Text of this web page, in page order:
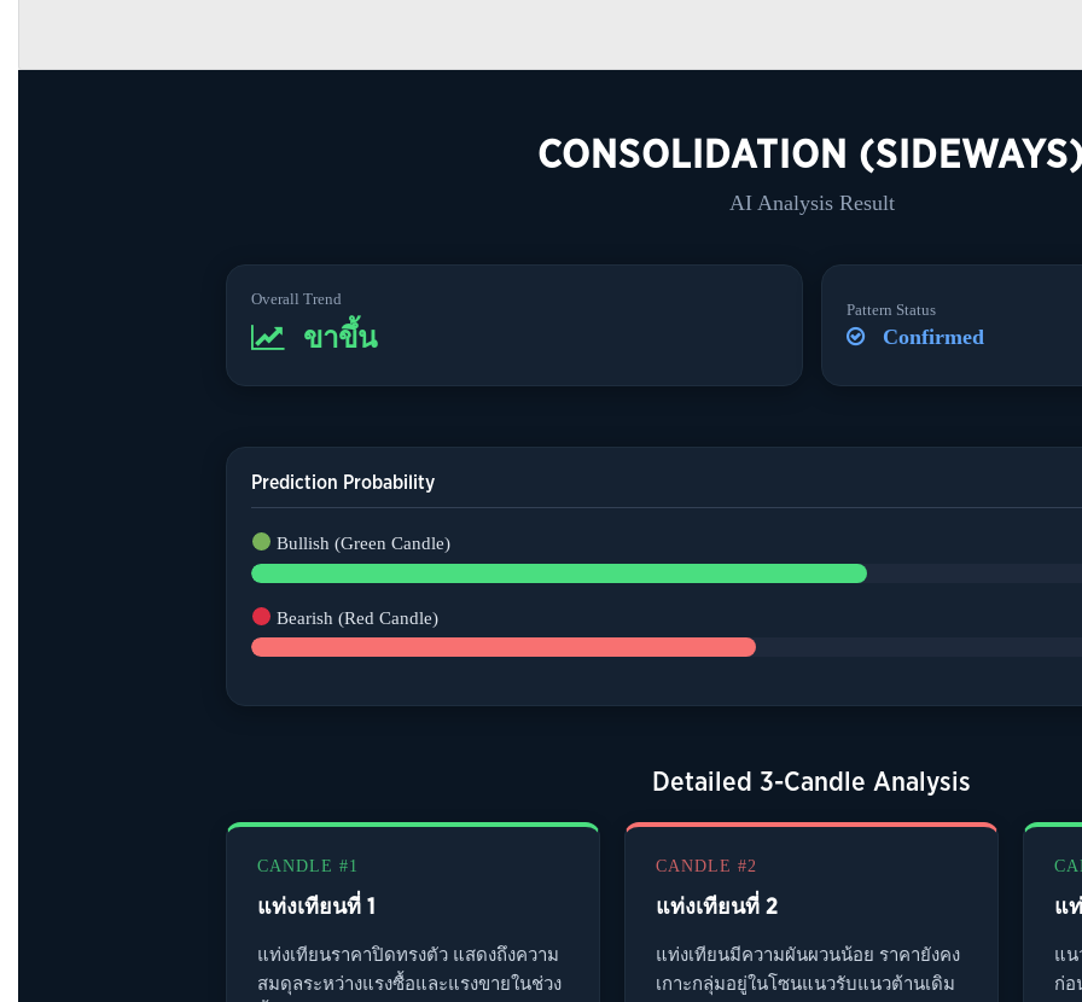
CONSOLIDATION
AI Analysis Result
Overall Trend
ขาขึ้น
Pattern Status
Confirmed
Prediction Probability
Bullish (Green Candle)
Bearish (Red Candle)
Detailed 3-Candle Analysis
CANDLE #1
แท่งเทียนที่ 1
แท่งเทียนราคาปิดทรงตัว แสดงถึงความ
สมดุลระหว่างแรงซื้อและแรงขายในช่วง
CANDLE #2
แท่งเทียนที่ 2
แท่งเทียนมีความผันผวนน้อย ราคายังคง
เกาะกลุ่มอยู่ในโซนแนวรับแนวต้านเดิม
แ
แน
ก่อ